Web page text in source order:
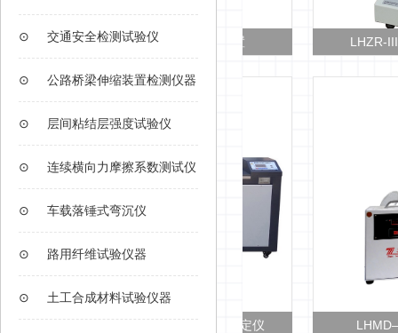
⊙ 交通安全检测试验仪
⊙ 公路桥梁伸缩装置检测仪器
⊙ 层间粘结层强度试验仪
⊙ 连续横向力摩擦系数测试仪
⊙ 车载落锤式弯沉仪
⊙ 路用纤维试验仪器
⊙ 土工合成材料试验仪器
LHZR-III型 电脑沥
LHMD—T0306型